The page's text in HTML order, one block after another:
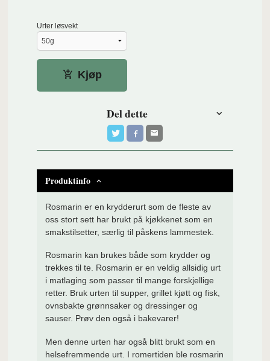
Urter løsvekt
Kjøp
Del dette
Produktinfo
Rosmarin er en krydderurt som de fleste av
oss stort sett har brukt på kjøkkenet som en
smakstilsetter, særlig til påskens lammestek.
Rosmarin kan brukes både som krydder og
trekkes til te. Rosmarin er en veldig allsidig urt
i matlaging som passer til mange forskjellige
retter. Bruk urten til supper, grillet kjøtt og fisk,
ovnsbakte grønnsaker og dressinger og
sauser. Prøv den også i bakevarer!
Men denne urten har også blitt brukt som en
helsefremmende urt. I romertiden ble rosmarin